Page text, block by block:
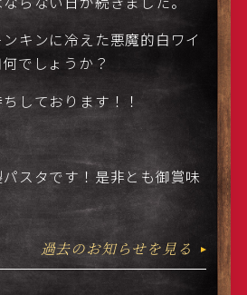
キンに冷えた悪魔的白ワイ
でしょうか？
しております！！
スタです！是非とも御賞味
過去のお知らせを見る